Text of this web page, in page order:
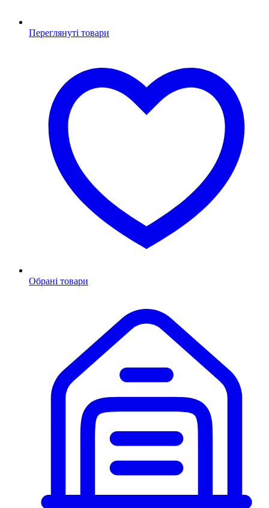
Переглянуті товари
Обрані товари